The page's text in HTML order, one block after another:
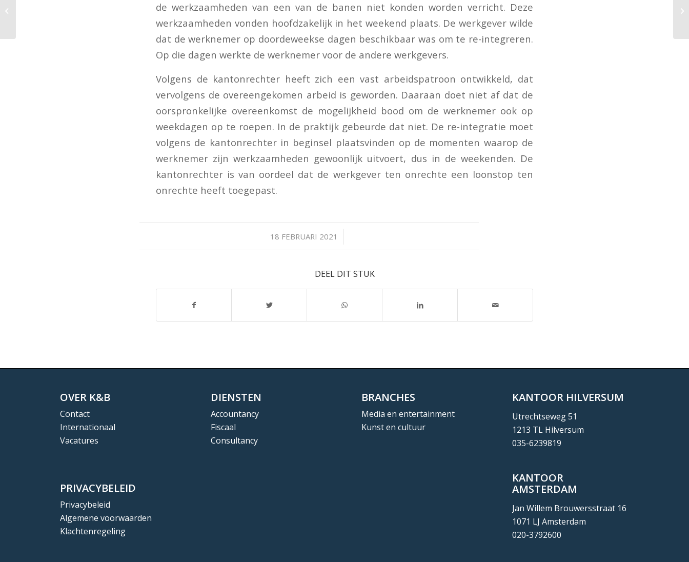
de werkzaamheden van een van de banen niet konden worden verricht. Deze
werkzaamheden vonden hoofdzakelijk in het weekend plaats. De werkgever wilde
dat de werknemer op doordeweekse dagen beschikbaar was om te re-integreren.
Op die dagen werkte de werknemer voor de andere werkgevers.
Volgens de kantonrechter heeft zich een vast arbeidspatroon ontwikkeld, dat
vervolgens de overeengekomen arbeid is geworden. Daaraan doet niet af dat de
oorspronkelijke overeenkomst de mogelijkheid bood om de werknemer ook op
weekdagen op te roepen. In de praktijk gebeurde dat niet. De re-integratie moet
volgens de kantonrechter in beginsel plaatsvinden op de momenten waarop de
werknemer zijn werkzaamheden gewoonlijk uitvoert, dus in de weekenden. De
kantonrechter is van oordeel dat de werkgever ten onrechte een loonstop ten
onrechte heeft toegepast.
18 FEBRUARI 2021
/
DEEL DIT STUK
OVER K&B
Contact
Internationaal
Vacatures
PRIVACYBELEID
Privacybeleid
Algemene voorwaarden
Klachtenregeling
DIENSTEN
Accountancy
Fiscaal
Consultancy
BRANCHES
Media en entertainment
Kunst en cultuur
KANTOOR HILVERSUM
Utrechtseweg 51
1213 TL Hilversum
035-6239819
KANTOOR
AMSTERDAM
Jan Willem Brouwersstraat 16
1071 LJ Amsterdam
020-3792600